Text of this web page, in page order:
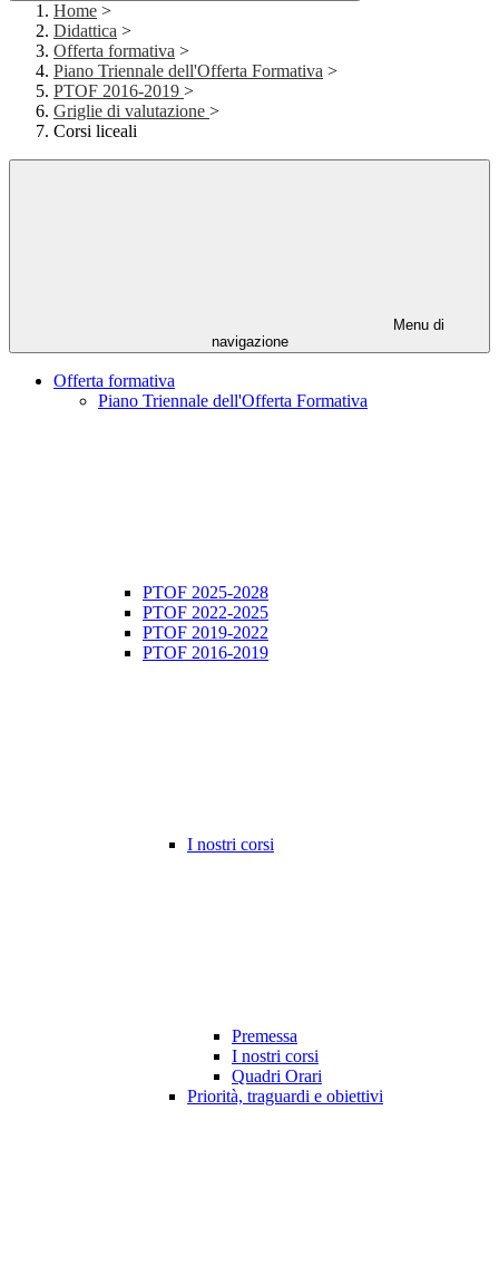
Home >
Didattica >
Offerta formativa >
Piano Triennale dell'Offerta Formativa >
PTOF 2016-2019 >
Griglie di valutazione >
Corsi liceali
Menu di
navigazione
Offerta formativa
Piano Triennale dell'Offerta Formativa
PTOF 2025-2028
PTOF 2022-2025
PTOF 2019-2022
PTOF 2016-2019
I nostri corsi
Premessa
I nostri corsi
Quadri Orari
Priorità, traguardi e obiettivi